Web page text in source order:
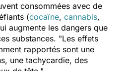
consommées avec de
(cocaïne, cannabis,
augmente les dangers que
substances. "Les effets
rapportés sont une
une tachycardie, des